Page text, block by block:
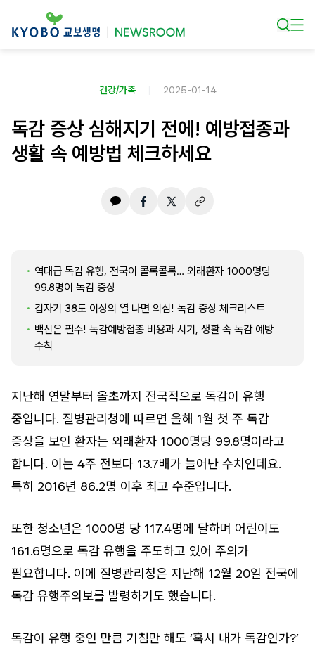
건강/가족 2025-01-14
독감 증상 심해지기 전에! 예방접종과
생활 속 예방법 체크하세요
역대급 독감 유행, 전국이 콜록콜록… 외래환자 1000명당
99.8명이 독감 증상
갑자기 38도 이상의 열 나면 의심! 독감 증상 체크리스트
백신은 필수! 독감예방접종 비용과 시기, 생활 속 독감 예방
수칙
지난해 연말부터 올초까지 전국적으로 독감이 유행
중입니다. 질병관리청에 따르면 올해 1월 첫 주 독감
증상을 보인 환자는 외래환자 1000명당 99.8명이라고
합니다. 이는 4주 전보다 13.7배가 늘어난 수치인데요.
특히 2016년 86.2명 이후 최고 수준입니다.
또한 청소년은 1000명 당 117.4명에 달하며 어린이도
161.6명으로 독감 유행을 주도하고 있어 주의가
필요합니다. 이에 질병관리청은 지난해 12월 20일 전국에
독감 유행주의보를 발령하기도 했습니다.
독감이 유행 중인 만큼 기침만 해도 ‘혹시 내가 독감인가?’